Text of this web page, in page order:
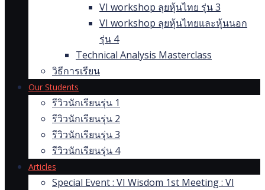
VI workshop ลุยหุ้นไทย รุ่น 3
VI workshop ลุยหุ้นไทยและหุ้นนอก
รุ่น 4
Technical Analysis Masterclass
วิธีการเรียน
Our Students
รีวิวนักเรียนรุ่น 1
รีวิวนักเรียนรุ่น 2
รีวิวนักเรียนรุ่น 3
รีวิวนักเรียนรุ่น 4
Articles
Special Event : VI Wisdom 1st Meeting : VI